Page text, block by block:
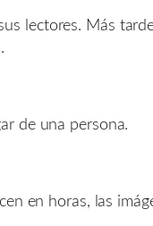
lectores. Más
de una persona.
en horas, las